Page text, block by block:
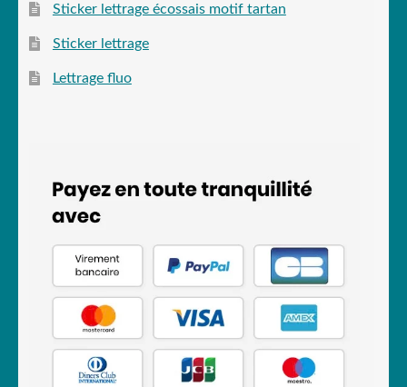
Sticker lettrage écossais motif tartan
Sticker lettrage
Lettrage fluo